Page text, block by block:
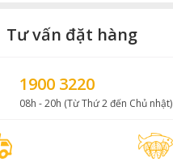
Tư vấn đặt hàng
1900 3220
08h - 20h (Từ Thứ 2 đến Chủ nhật)